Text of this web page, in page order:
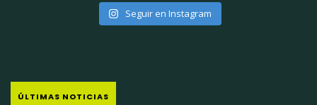
Seguir en Instagram
ÚLTIMAS NOTICIAS